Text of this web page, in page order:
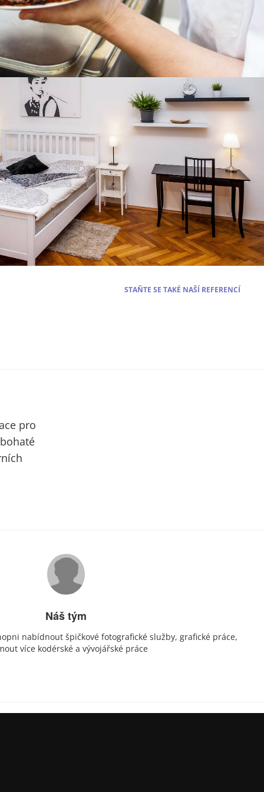
a penzion
apartmány v Liberci
STAŇTE SE TAKÉ NAŠÍ REFERENCÍ
pro
Náš tým
nabídnout špičkové fotografické služby, grafické práce,
více kodérské a vývojářské práce